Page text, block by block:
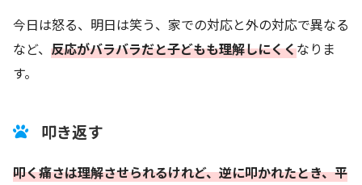
今日は怒る、明日は笑う、家での対応と外の対応で異なる
など、 反応がバラバラだと子どもも理解しにくくなりま
す。
叩き返す
叩く痛さは理解させられるけれど、逆に叩かれたとき、平